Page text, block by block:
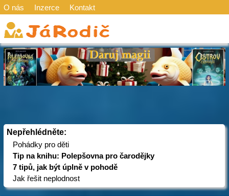
O nás Inzerce Kontakt
Nepřehlédněte:
Pohádky pro děti
Tip na knihu: Polepšovna pro čarodějky
7 tipů, jak být úplně v pohodě
Jak řešit neplodnost